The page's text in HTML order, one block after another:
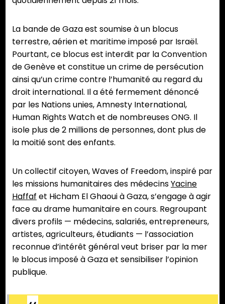
La bande de Gaza est soumise à un blocus
terrestre, aérien et maritime imposé par Israël.
Pourtant, ce blocus est interdit par la Convention
de Genève et constitue un crime de persécution
ainsi qu’un crime contre l’humanité au regard du
droit international. Il a été fermement dénoncé
par les Nations unies, Amnesty International,
Human Rights Watch et de nombreuses ONG. Il
isole plus de 2 millions de personnes, dont plus de
la moitié sont des enfants.
Un collectif citoyen, Waves of Freedom, inspiré par
les missions humanitaires des médecinsYacine
Haffaf et Hicham El Ghaoui à Gaza, s’engage à agir
face au drame humanitaire en cours. Regroupant
divers profils — médecins, salariés, entrepreneurs,
artistes, agriculteurs, étudiants — l’association
reconnue d’intérêt général veut briser par la mer
le blocus imposé à Gaza et sensibiliser l’opinion
publique.